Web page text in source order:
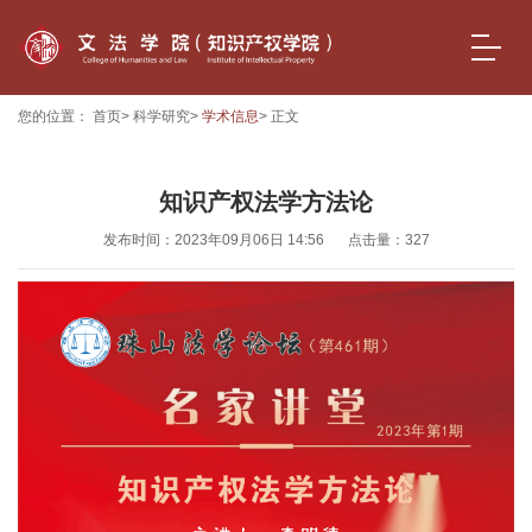
您的位置： 首页> 科学研究> 学术信息> 正文
知识产权法学方法论
发布时间：2023年09月06日 14:56 点击量： 327